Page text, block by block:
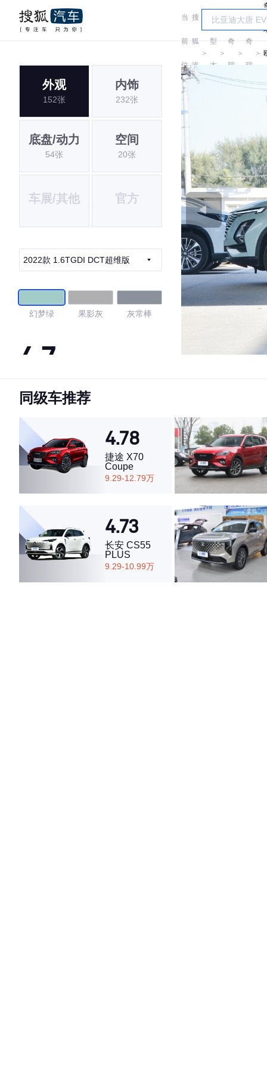
当
前
位
置:
搜
狐
汽
＞
车
型
大
＞
奇
瑞
＞
奇
瑞
＞
外观
152张
内饰
232张
底盘/动力
54张
空间
20张
车展/其他 官方
2022款 1.6TGDI DCT超维版
幻梦绿 果影灰 灰常棒
4.7
·外观表现较为优秀，优于56%同级车
·空间表现一般，低于89%同级车
同级车推荐
4.78
捷途 X70
Coupe
9.29-12.79万
4.73
长安 CS55
PLUS
9.29-10.99万